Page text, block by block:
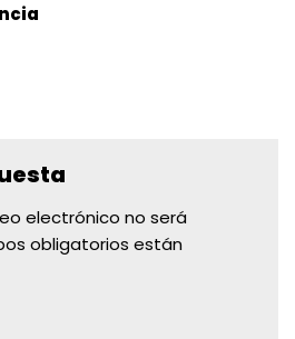
electrónico no será
obligatorios están